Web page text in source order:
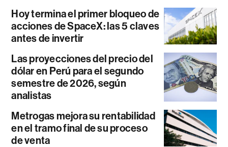
Hoy termina el primer bloqueo de
acciones de SpaceX: las 5 claves
antes de invertir
Las proyecciones del precio del
dólar en Perú para el segundo
semestre de 2026, según
analistas
Metrogas mejora su rentabilidad
en el tramo final de su proceso
de venta